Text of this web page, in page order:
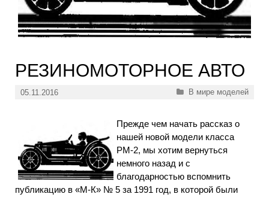
РЕЗИНОМОТОРНОЕ АВТО
05.11.2016 Рубрики
В мире моделей
Прежде чем начать рассказ о
нашей новой модели класса
РМ-2, мы хотим вернуться
немного назад и с
благодарностью вспомнить
публикацию в «М-К» № 5 за 1991 год, в которой были